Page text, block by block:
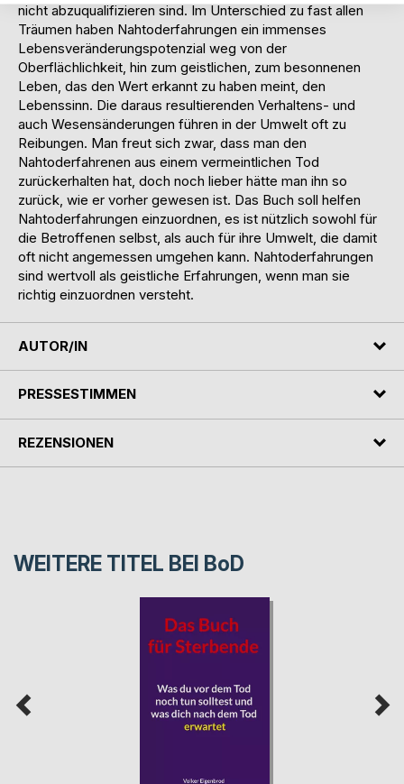
nicht abzuqualifizieren sind. Im Unterschied zu fast allen
Träumen haben Nahtoderfahrungen ein immenses
Lebensveränderungspotenzial weg von der
Oberflächlichkeit, hin zum geistlichen, zum besonnenen
Leben, das den Wert erkannt zu haben meint, den
Lebenssinn. Die daraus resultierenden Verhaltens- und
auch Wesensänderungen führen in der Umwelt oft zu
Reibungen. Man freut sich zwar, dass man den
Nahtoderfahrenen aus einem vermeintlichen Tod
zurückerhalten hat, doch noch lieber hätte man ihn so
zurück, wie er vorher gewesen ist. Das Buch soll helfen
Nahtoderfahrungen einzuordnen, es ist nützlich sowohl für
die Betroffenen selbst, als auch für ihre Umwelt, die damit
oft nicht angemessen umgehen kann. Nahtoderfahrungen
sind wertvoll als geistliche Erfahrungen, wenn man sie
richtig einzuordnen versteht.
AUTOR/IN
PRESSESTIMMEN
REZENSIONEN
WEITERE TITEL BEI BoD